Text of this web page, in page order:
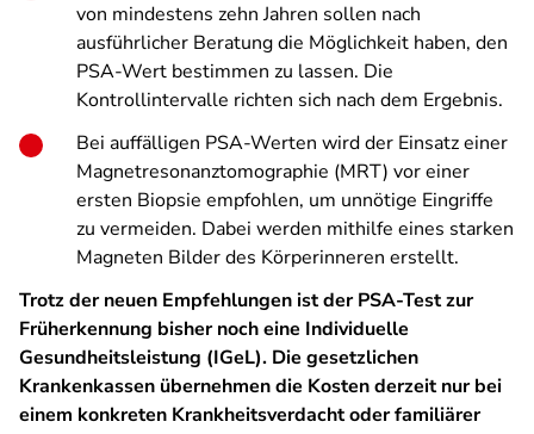
von mindestens zehn Jahren sollen nach
ausführlicher Beratung die Möglichkeit haben, den
PSA-Wert bestimmen zu lassen. Die
Kontrollintervalle richten sich nach dem Ergebnis.
Bei auffälligen PSA-Werten wird der Einsatz einer
Magnetresonanztomographie (MRT) vor einer
ersten Biopsie empfohlen, um unnötige Eingriffe
zu vermeiden. Dabei werden mithilfe eines starken
Magneten Bilder des Körperinneren erstellt.
Trotz der neuen Empfehlungen ist der PSA-Test zur
Früherkennung bisher noch eine Individuelle
Gesundheitsleistung (IGeL). Die gesetzlichen
Krankenkassen übernehmen die Kosten derzeit nur bei
einem konkreten Krankheitsverdacht oder familiärer